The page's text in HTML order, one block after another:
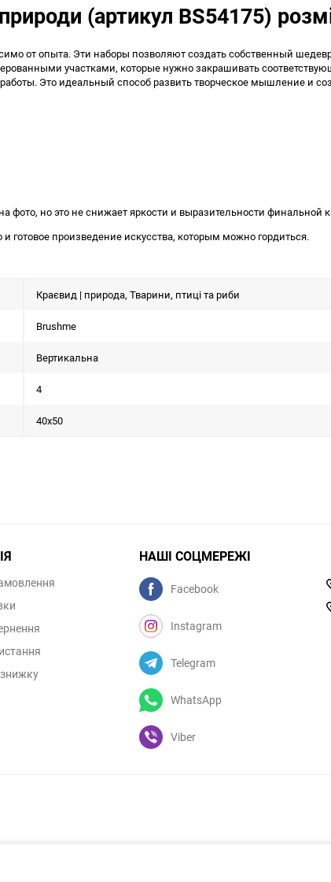
(артикул BS54175)
от опыта. Эти наборы позволяют создать собственный
участками, которые нужно закрашивать
Это идеальный способ развить творческое мышление и
фото, но это не снижает яркости и выразительности финальной
готовое произведение искусства, которым можно гордиться.
Краєвид | природа, Тварини, птиці та риби
Brushme
Вертикальна
4
40x50
НАШІ СОЦМЕРЕЖІ
Facebook
Instagram
Telegram
WhatsApp
Viber